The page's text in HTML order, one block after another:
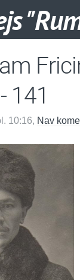
141
10:16, Nav